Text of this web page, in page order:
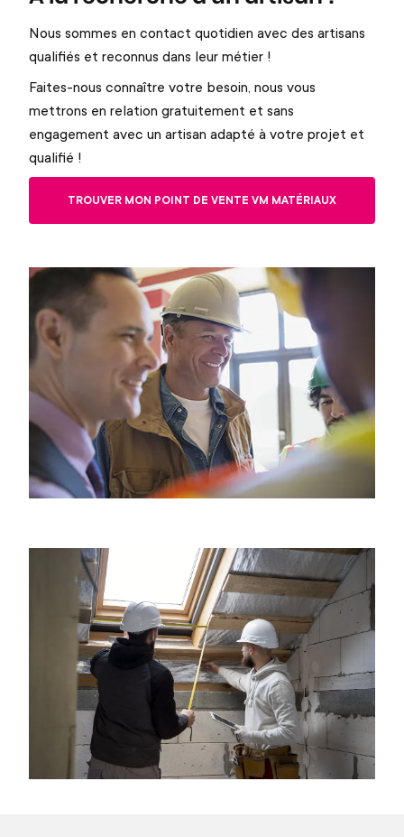
Nous sommes en contact quotidien avec des artisans
qualifiés et reconnus dans leur métier !
Faites-nous connaître votre besoin, nous vous
mettrons en relation gratuitement et sans
engagement avec un artisan adapté à votre projet et
qualifié !
TROUVER MON POINT DE VENTE VM MATÉRIAUX